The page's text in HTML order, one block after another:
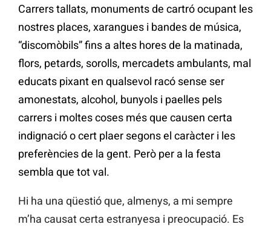
Carrers tallats, monuments de cartró ocupant les
nostres places, xarangues i bandes de música,
“discomòbils” fins a altes hores de la matinada,
flors, petards, sorolls, mercadets ambulants, mal
educats pixant en qualsevol racó sense ser
amonestats, alcohol, bunyols i paelles pels
carrers i moltes coses més que causen certa
indignació o cert plaer segons el caràcter i les
preferències de la gent. Però per a la festa
sembla que tot val.
Hi ha una qüestió que, almenys, a mi sempre
m’ha causat certa estranyesa i preocupació. Es